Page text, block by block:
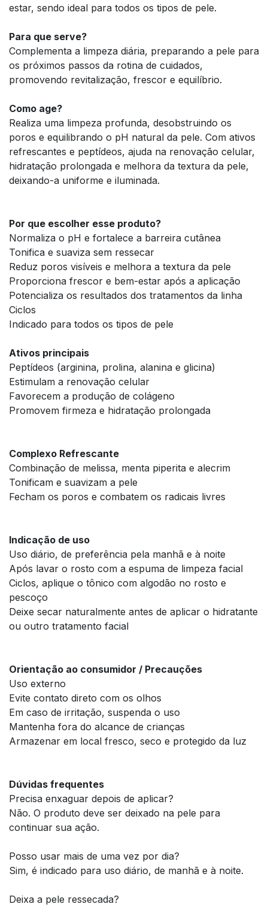
estar, sendo ideal para todos os tipos de pele.
Para que serve?
Complementa a limpeza diária, preparando a pele para
os próximos passos da rotina de cuidados,
promovendo revitalização, frescor e equilíbrio.
Como age?
Realiza uma limpeza profunda, desobstruindo os
poros e equilibrando o pH natural da pele. Com ativos
refrescantes e peptídeos, ajuda na renovação celular,
hidratação prolongada e melhora da textura da pele,
deixando-a uniforme e iluminada.
Por que escolher esse produto?
Normaliza o pH e fortalece a barreira cutânea
Tonifica e suaviza sem ressecar
Reduz poros visíveis e melhora a textura da pele
Proporciona frescor e bem-estar após a aplicação
Potencializa os resultados dos tratamentos da linha
Ciclos
Indicado para todos os tipos de pele
Ativos principais
Peptídeos (arginina, prolina, alanina e glicina)
Estimulam a renovação celular
Favorecem a produção de colágeno
Promovem firmeza e hidratação prolongada
Complexo Refrescante
Combinação de melissa, menta piperita e alecrim
Tonificam e suavizam a pele
Fecham os poros e combatem os radicais livres
Indicação de uso
Uso diário, de preferência pela manhã e à noite
Após lavar o rosto com a espuma de limpeza facial
Ciclos, aplique o tônico com algodão no rosto e
pescoço
Deixe secar naturalmente antes de aplicar o hidratante
ou outro tratamento facial
Orientação ao consumidor / Precauções
Uso externo
Evite contato direto com os olhos
Em caso de irritação, suspenda o uso
Mantenha fora do alcance de crianças
Armazenar em local fresco, seco e protegido da luz
Dúvidas frequentes
Precisa enxaguar depois de aplicar?
Não. O produto deve ser deixado na pele para
continuar sua ação.
Posso usar mais de uma vez por dia?
Sim, é indicado para uso diário, de manhã e à noite.
Deixa a pele ressecada?